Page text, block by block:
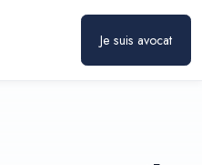
Je suis avocat